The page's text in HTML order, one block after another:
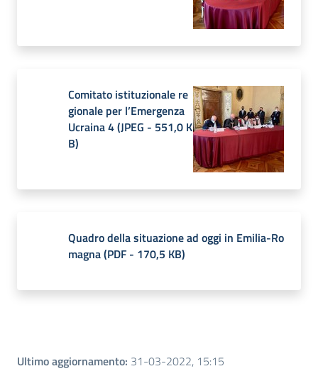
Comitato istituzionale re
gionale per l’Emergenza
Ucraina 4(JPEG - 551,0 K
B)
Quadro della situazione ad oggi in Emilia-Ro
magna(PDF - 170,5 KB)
Ultimo aggiornamento: 31-03-2022, 15:15